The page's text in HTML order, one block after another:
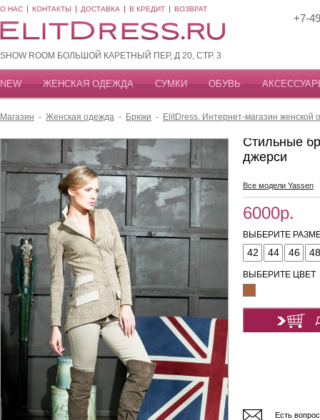
О НАС КОНТАКТЫ ДОСТАВКА В КРЕДИТ ВОЗВРАТ
SHOW ROOM БОЛЬШОЙ КАРЕТНЫЙ ПЕР, Д 20, СТР. 3
+7-
NEW ЖЕНСКАЯ ОДЕЖДА СУМКИ ОБУВЬ
Магазин - Женская одежда - Брюки - ElitDress. Интернет-магазин женской
Стильные
джерси
Все модели Yassen
6000р.
ВЫБЕРИТЕ
42 44 46 48
ВЫБЕРИТЕ ЦВЕТ
Есть